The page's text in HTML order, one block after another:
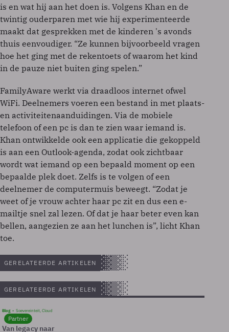
is en wat hij aan het doen is. Volgens Khan en de
twintig ouderparen met wie hij experimenteerde
maakt dat gesprekken met de kinderen 's avonds
thuis eenvoudiger. “Ze kunnen bijvoorbeeld vragen
hoe het ging met de rekentoets of waarom het kind
in de pauze niet buiten ging spelen.”
FamilyAware werkt via draadloos internet ofwel
WiFi. Deelnemers voeren een bestand in met plaats-
en activiteitenaanduidingen. Via de mobiele
telefoon of een pc is dan te zien waar iemand is.
Khan ontwikkelde ook een applicatie die gekoppeld
is aan een Outlook-agenda, zodat ook zichtbaar
wordt wat iemand op een bepaald moment op een
bepaalde plek doet. Zelfs is te volgen of een
deelnemer de computermuis beweegt. “Zodat je
weet of je vrouw achter haar pc zit en dus een e-
mailtje snel zal lezen. Of dat je haar beter even kan
bellen, aangezien ze aan het lunchen is”, licht Khan
toe.
GERELATEERDE ARTIKELEN
GERELATEERDE ARTIKELEN
Blog Soevereinteit, Cloud
Partner
Van legacy naar